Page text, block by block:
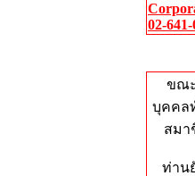
02-
ขณ
บุคคล
สมา
ท่าน